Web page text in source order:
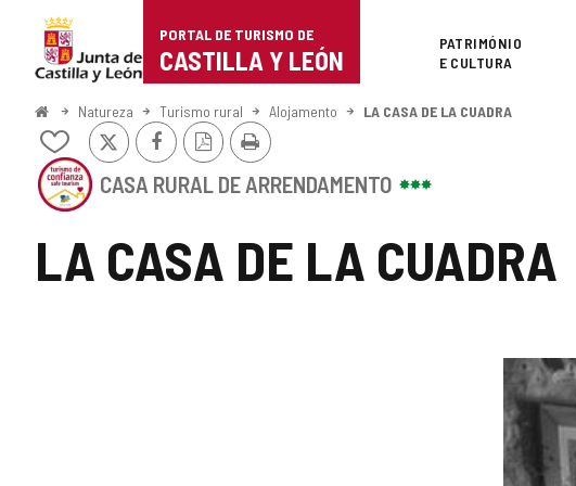
Portal
de
Turismo
Castilla
León
PORTAL DE TURISMO DE
CASTILLA Y LEÓN
Superior
PATRIMÓNIO
E CULTURA
ComeçoNatureza Turismo rural Alojamento LA CASA DE LA CUADRA
LA CASA DE LA CUADRA
Adicionar
/
remover
de
cadernos
x FacebookVersão
PDF
Imprimir
CASA RURAL DE ARRENDAMENTO
Este
estabelecimento
SELO
DE